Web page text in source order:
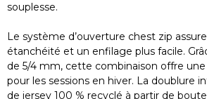
souplesse.
Le système d’ouverture chest zip
étanchéité et un enfilage plus facile.
de 5/4 mm, cette combinaison offre
pour les sessions en hiver. La doublure
de jersey 100 % recyclé à partir de